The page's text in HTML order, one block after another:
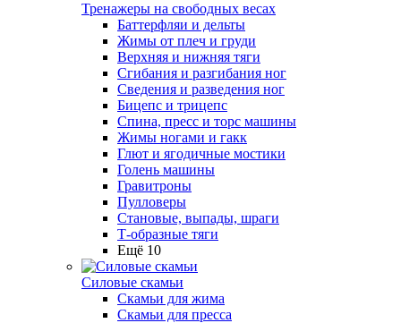
Тренажеры на свободных весах
Баттерфляи и дельты
Жимы от плеч и груди
Верхняя и нижняя тяги
Сгибания и разгибания ног
Сведения и разведения ног
Бицепс и трицепс
Спина, пресс и торс машины
Жимы ногами и гакк
Глют и ягодичные мостики
Голень машины
Гравитроны
Пулловеры
Становые, выпады, шраги
Т-образные тяги
Ещё 10
Силовые скамьи
Скамьи для жима
Скамьи для пресса